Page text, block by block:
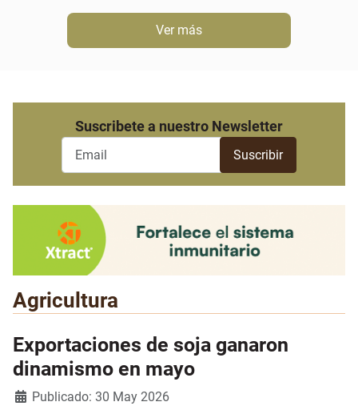
Ver más
Suscribete a nuestro Newsletter
Agricultura
Exportaciones de soja ganaron
dinamismo en mayo
Detalles
Publicado: 30 May 2026